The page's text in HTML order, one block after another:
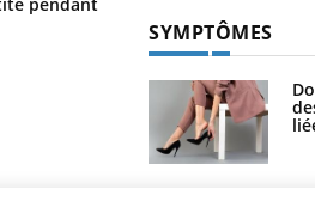
touriste en France
SYMPTÔMES